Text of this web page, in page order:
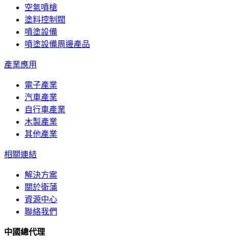
空氣噴槍
塗料控制閥
噴塗設備
噴塗設備周邊產品
產業應用
電子產業
汽車產業
自行車產業
木製產業
其他產業
相關連結
解決方案
關於衛蒲
資源中心
聯絡我們
中國總代理